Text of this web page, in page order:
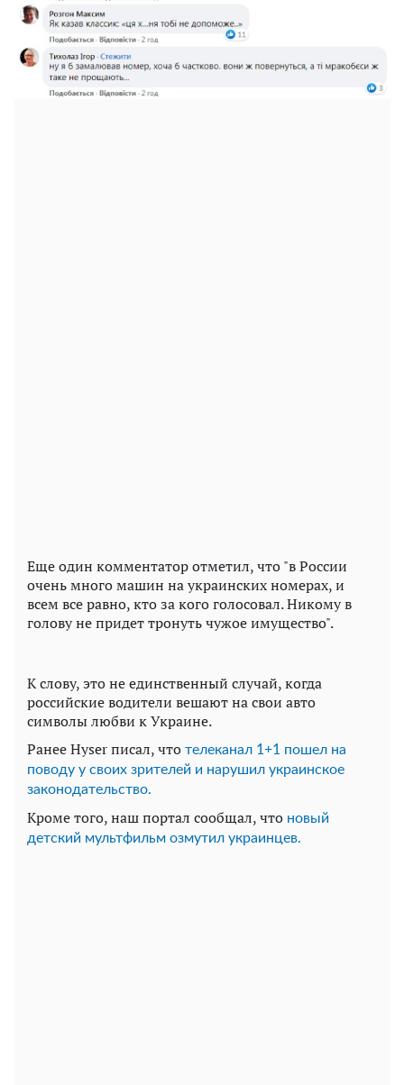
Еще один комментатор отметил, что "в России
очень много машин на украинских номерах, и
всем все равно, кто за кого голосовал. Никому в
голову не придет тронуть чужое имущество".
К слову, это не единственный случай, когда
российские водители вешают на свои авто
символы любви к Украине.
Ранее Hyser писал, что телеканал 1+1 пошел на
поводу у своих зрителей и нарушил украинское
законодательство.
Кроме того, наш портал сообщал, что новый
детский мультфильм озмутил украинцев.